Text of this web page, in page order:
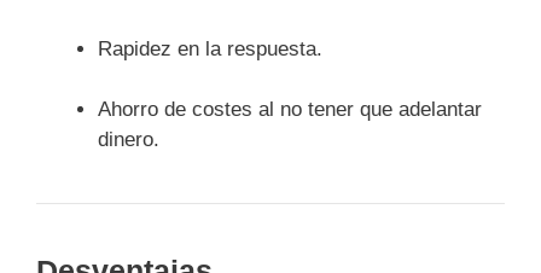
Rapidez en la respuesta.
Ahorro de costes al no tener que adelantar
dinero.